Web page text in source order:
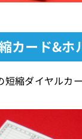
縮カード&
短縮ダイヤル